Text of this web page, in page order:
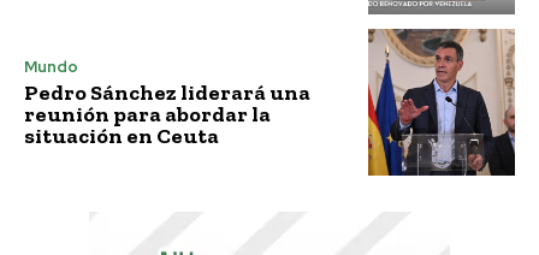
Mundo
Pedro Sánchez liderará una
reunión para abordar la
situación en Ceuta